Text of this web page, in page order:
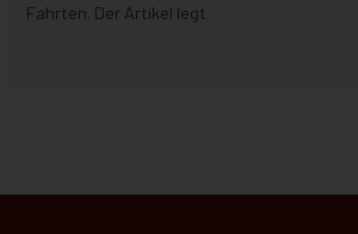
Fahrten. Der Artikel legt